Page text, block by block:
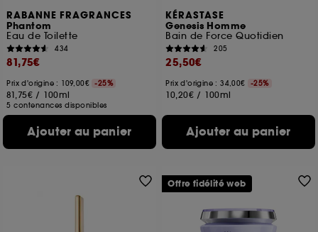
RABANNE FRAGRANCES
Phantom
Eau de Toilette
434
81,75€
Prix d'origine : 109,00€ -25%
81,75€ / 100ml
5 contenances disponibles
Ajouter au panier
KÉRASTASE
Genesis Homme
Bain de Force Quotidien
205
25,50€
Prix d'origine : 34,00€ -25%
10,20€ / 100ml
Ajouter au panier
Offre fidélité web